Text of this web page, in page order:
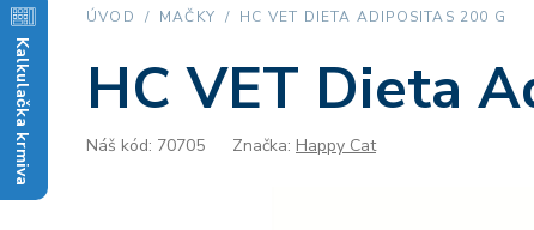
Kalkulačka krmiva
ÚVOD MAČKY HC VET DIETA ADIPOSITAS 200 G
HC VET Dieta
Náš kód: 70705 Značka: Happy Cat